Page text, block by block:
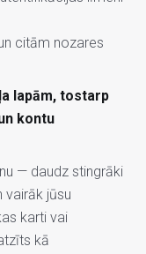
citām nozares
lapām, tostarp
kontu
— daudz stingrāki
vairāk jūsu
karti vai
kā